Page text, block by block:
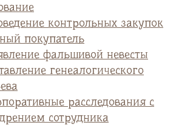
контрольных закупок
покупатель
фальшивой невесты
генеалогического
расследования с
сотрудника